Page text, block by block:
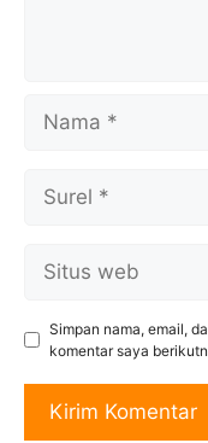
web
Simpan nama, email,
komentar saya